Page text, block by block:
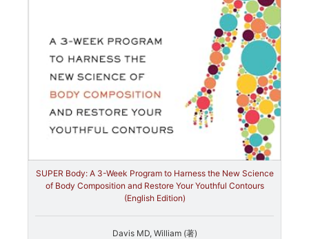
SUPER Body: A 3-Week Program to Harness the New Science
of Body Composition and Restore Your Youthful Contours
(English Edition)
Davis MD, William (著)